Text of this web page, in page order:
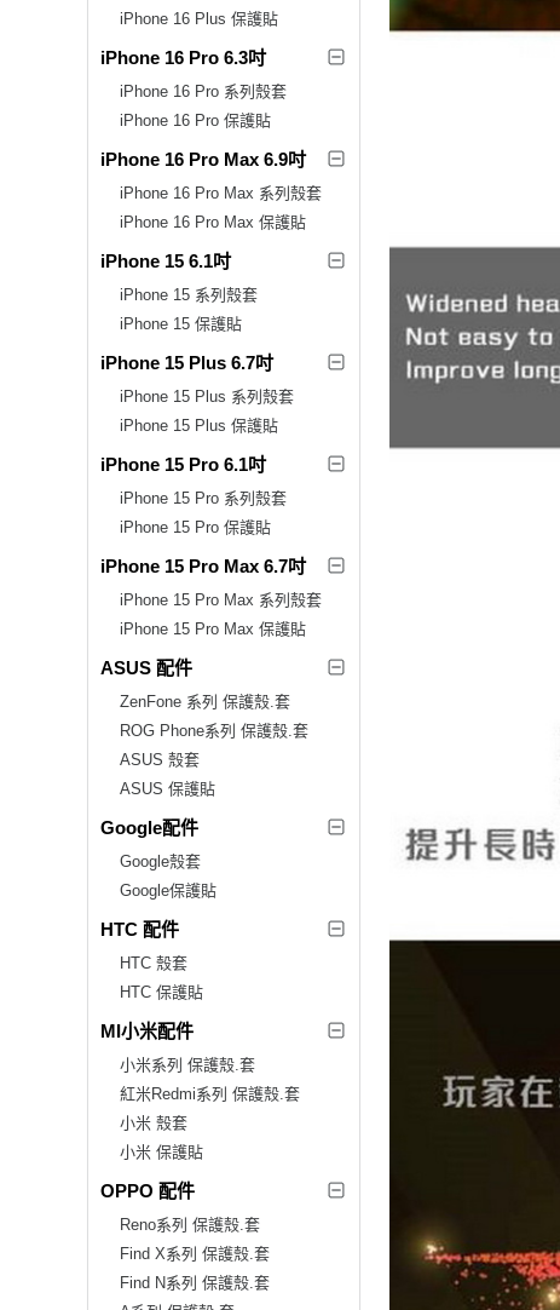
iPhone 16 Plus 保護貼
iPhone 16 Pro 6.3吋
iPhone 16 Pro 系列殼套
iPhone 16 Pro 保護貼
iPhone 16 Pro Max 6.9吋
iPhone 16 Pro Max 系列殼套
iPhone 16 Pro Max 保護貼
iPhone 15 6.1吋
iPhone 15 系列殼套
iPhone 15 保護貼
iPhone 15 Plus 6.7吋
iPhone 15 Plus 系列殼套
iPhone 15 Plus 保護貼
iPhone 15 Pro 6.1吋
iPhone 15 Pro 系列殼套
iPhone 15 Pro 保護貼
iPhone 15 Pro Max 6.7吋
iPhone 15 Pro Max 系列殼套
iPhone 15 Pro Max 保護貼
ASUS 配件
ZenFone 系列 保護殼.套
ROG Phone系列 保護殼.套
ASUS 殼套
ASUS 保護貼
Google配件
Google殼套
Google保護貼
HTC 配件
HTC 殼套
HTC 保護貼
MI小米配件
小米系列 保護殼.套
紅米Redmi系列 保護殼.套
小米 殼套
小米 保護貼
OPPO 配件
Reno系列 保護殼.套
Find X系列 保護殼.套
Find N系列 保護殼.套